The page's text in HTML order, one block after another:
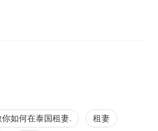
如何在泰国租妻. 租妻